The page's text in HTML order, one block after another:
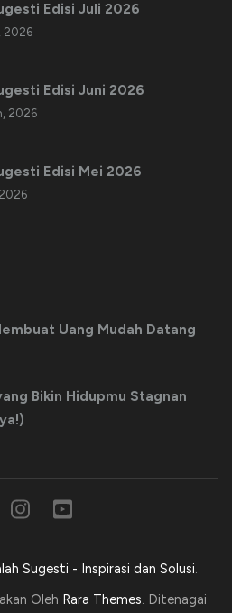
Edisi Juli 2026
2026
Edisi Juni 2026
2026
Edisi Mei 2026
Uang Mudah Datang
Bikin Hidupmu Stagnan
Sugesti - Inspirasi dan Solusi.
Oleh Rara Themes. Ditenagai